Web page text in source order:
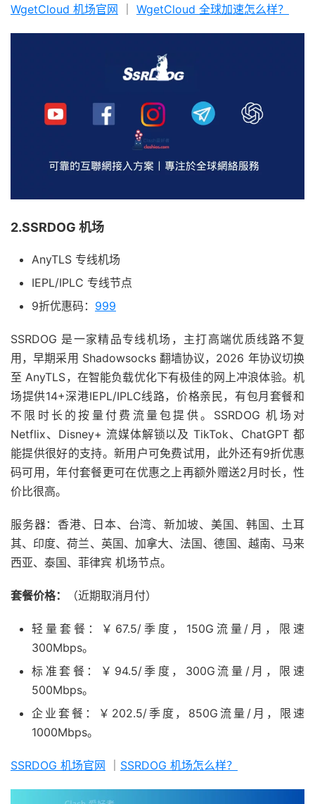
WgetCloud 机场官网 WgetCloud 全球加速怎么样？
2.SSRDOG 机场
AnyTLS 专线机场
IEPL/IPLC 专线节点
9折优惠码： 999
SSRDOG 是一家精品专线机场，主打高端优质线路不复
用，早期采用 Shadowsocks 翻墙协议，2026 年协议切换
至 AnyTLS，在智能负载优化下有极佳的网上冲浪体验。机
场提供14+深港IEPL/IPLC线路，价格亲民，有包月套餐和
不限时长的按量付费流量包提供。SSRDOG 机场对
Netflix、Disney+ 流媒体解锁以及 TikTok、ChatGPT 都
能提供很好的支持。新用户可免费试用，此外还有9折优惠
码可用，年付套餐更可在优惠之上再额外赠送2月时长，性
价比很高。
服务器：香港、日本、台湾、新加坡、美国、韩国、土耳
其、印度、荷兰、英国、加拿大、法国、德国、越南、马来
西亚、泰国、菲律宾 机场节点。
套餐价格： （近期取消月付）
轻量套餐：￥67.5/季度，150G流量/月，限速
300Mbps。
标准套餐：￥94.5/季度，300G流量/月，限速
500Mbps。
企业套餐：￥202.5/季度，850G流量/月，限速
1000Mbps。
SSRDOG 机场官网 SSRDOG 机场怎么样？